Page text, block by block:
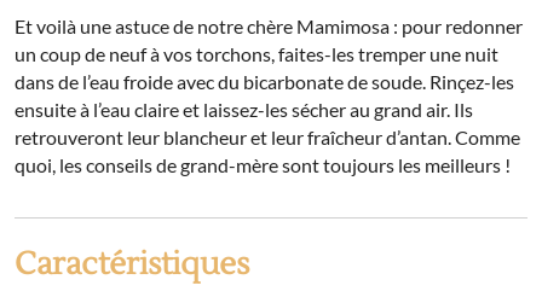
Et voilà une astuce de notre chère Mamimosa : pour redonner
un coup de neuf à vos torchons, faites-les tremper une nuit
dans de l’eau froide avec du bicarbonate de soude. Rinçez-les
ensuite à l’eau claire et laissez-les sécher au grand air. Ils
retrouveront leur blancheur et leur fraîcheur d’antan. Comme
quoi, les conseils de grand-mère sont toujours les meilleurs !
Caractéristiques